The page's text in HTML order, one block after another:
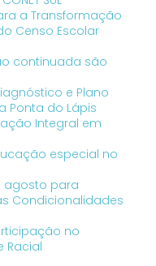
a Transformação
Censo Escolar
continuada são
e Plano
Ponta do Lápis
Integral em
especial no
agosto para
Condicionalidades
no
Racial